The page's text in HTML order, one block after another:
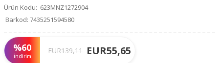
Ürün Kodu: 623MNZ1272904
Barkod: 7435251594580
%60
İndirim
EUR139,11 EUR55,65